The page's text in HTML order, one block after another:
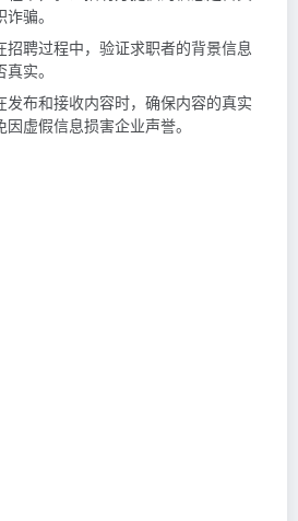
骗。
招聘过程中，验证求职者的背景信息
实。
发布和接收内容时，确保内容的真实
虚假信息损害企业声誉。